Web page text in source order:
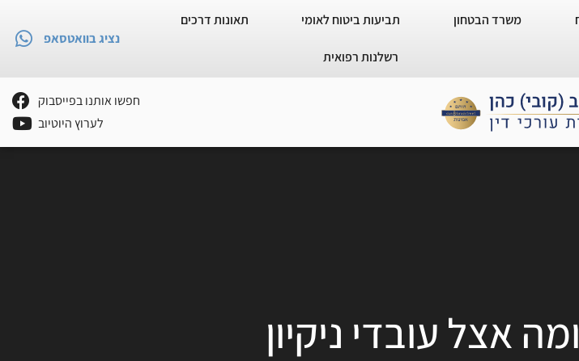
משרד הבטחון תביעות ביטוח לאומי תאונות דרכים
רשלנות רפואית
נציג בוואטסאפ
חפשו אותנו בפייסבוק
לערוץ היוטיוב
אצל עובדי ניקיון